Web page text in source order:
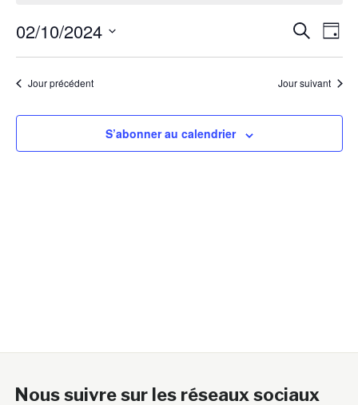
et
de
Jour
02/10/2024
Sélectionnez
uneJour précédent Jour suivant
S’abonner au calendrier
Nous suivre sur les réseaux sociaux